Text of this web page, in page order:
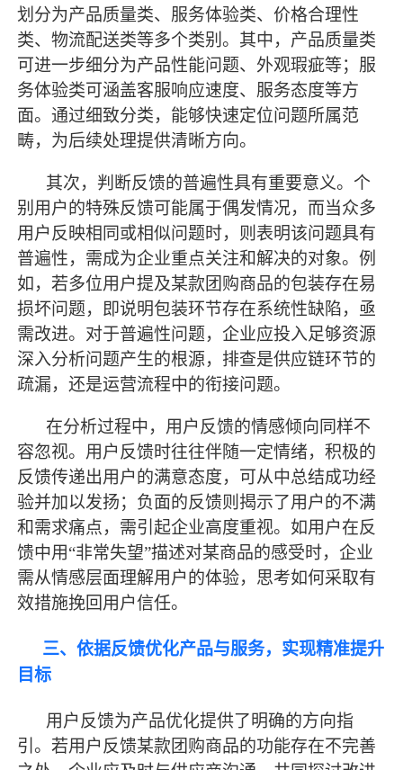
划分为产品质量类、服务体验类、价格合理性
类、物流配送类等多个类别。其中，产品质量类
可进一步细分为产品性能问题、外观瑕疵等；服
务体验类可涵盖客服响应速度、服务态度等方
面。通过细致分类，能够快速定位问题所属范
畴，为后续处理提供清晰方向。
其次，判断反馈的普遍性具有重要意义。个
别用户的特殊反馈可能属于偶发情况，而当众多
用户反映相同或相似问题时，则表明该问题具有
普遍性，需成为企业重点关注和解决的对象。例
如，若多位用户提及某款团购商品的包装存在易
损坏问题，即说明包装环节存在系统性缺陷，亟
需改进。对于普遍性问题，企业应投入足够资源
深入分析问题产生的根源，排查是供应链环节的
疏漏，还是运营流程中的衔接问题。
在分析过程中，用户反馈的情感倾向同样不
容忽视。用户反馈时往往伴随一定情绪，积极的
反馈传递出用户的满意态度，可从中总结成功经
验并加以发扬；负面的反馈则揭示了用户的不满
和需求痛点，需引起企业高度重视。如用户在反
馈中用“非常失望”描述对某商品的感受时，企业
需从情感层面理解用户的体验，思考如何采取有
效措施挽回用户信任。
三、依据反馈优化产品与服务，实现精准提升
目标
用户反馈为产品优化提供了明确的方向指
引。若用户反馈某款团购商品的功能存在不完善